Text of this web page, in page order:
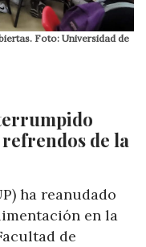
Foto: Universidad de
de la
ha reanudado
en la
de